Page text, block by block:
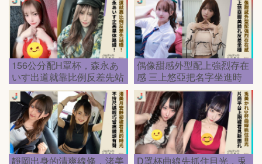
156公分配H罩杯，森永あ
いす出道就靠比例反差先站
穩
偶像甜感外型配上強烈存在
感 三上悠亞把名字坐進時
代
靜岡出身的清爽線條，渚美
D罩杯曲線先抓住目光，兎